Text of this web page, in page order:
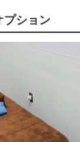
プション